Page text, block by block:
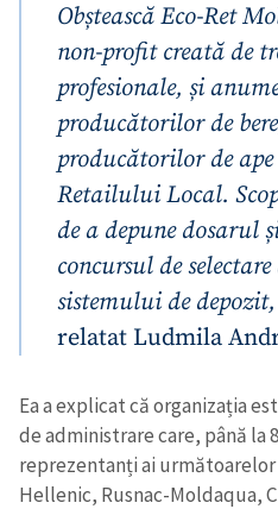
Obștească Eco-Ret
non-profit creată de
profesionale, și
producătorilor de
producătorilor de
Retailului Local.
de a depune dosarul
concursul de
sistemului de
relatat Ludmila
Ea a explicat că organizația
de administrare care, până la
reprezentanți ai următoarelor
Hellenic, Rusnac-Moldaqua,